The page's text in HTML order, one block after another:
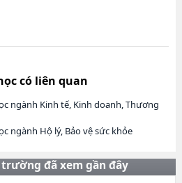
có liên quan
ngành Kinh tế, Kinh doanh, Thương
ngành Hộ lý, Bảo vệ sức khỏe
trường đã xem gần đây